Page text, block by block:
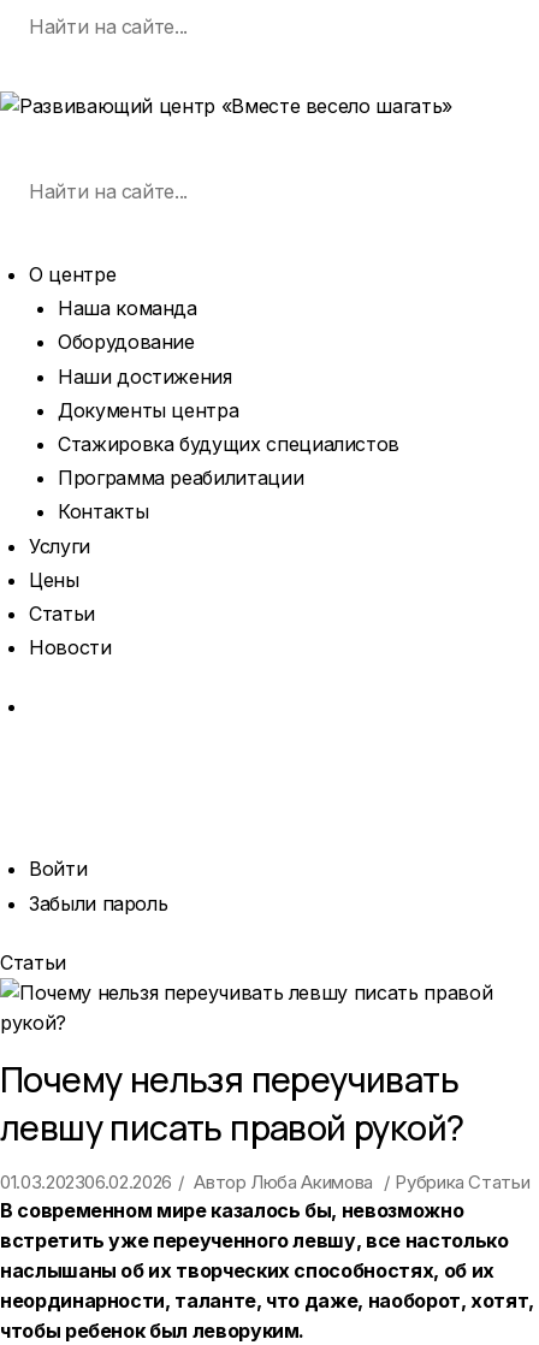
Skip
О центре
Наша команда
Оборудование
Наши достижения
Документы центра
Стажировка будущих специалистов
Программа реабилитации
Контакты
Услуги
Цены
Статьи
Новости
Войти
Забыли пароль
Статьи
Почему нельзя переучивать
левшу писать правой рукой?
01.03.202306.02.2026 Автор Люба Акимова РубрикаСтатьи
В современном мире казалось бы, невозможно
встретить уже переученного левшу, все настолько
наслышаны об их творческих способностях, об их
неординарности, таланте, что даже, наоборот, хотят,
чтобы ребенок был леворуким.